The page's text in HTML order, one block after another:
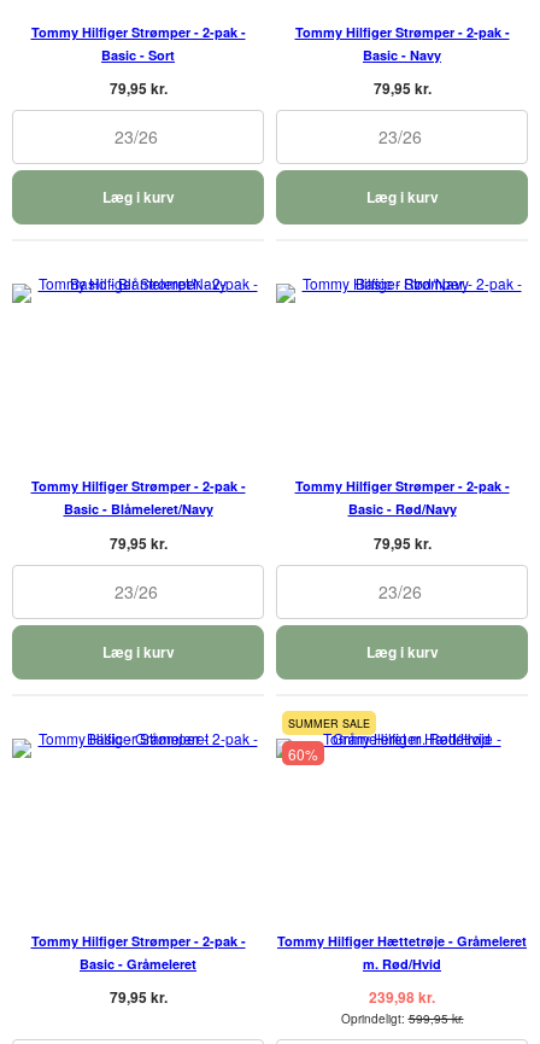
Tommy Hilfiger Strømper - 2-pak -
Basic - Sort
79,95 kr.
23/26
Læg i kurv
Tommy Hilfiger Strømper - 2-pak -
Basic - Navy
79,95 kr.
23/26
Læg i kurv
Tommy Hilfiger Strømper - 2-pak -
Basic - Blåmeleret/Navy
79,95 kr.
23/26
Læg i kurv
Tommy Hilfiger Strømper - 2-pak -
Basic - Rød/Navy
79,95 kr.
23/26
Læg i kurv
Tommy Hilfiger Strømper - 2-pak -
Basic - Gråmeleret
79,95 kr.
SUMMER SALE
60%
Tommy Hilfiger Hættetrøje - Gråmeleret
m. Rød/Hvid
239,98 kr.
Oprindeligt:599,95 kr.